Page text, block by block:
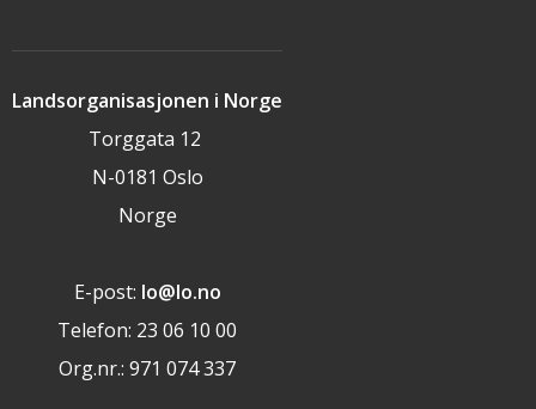
Landsorganisasjonen i Norge
Torggata 12
N-0181 Oslo
Norge
E-post: lo@lo.no
Telefon: 23 06 10 00
Org.nr.: 971 074 337